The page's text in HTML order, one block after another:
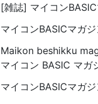
[雑誌] マイコン
マイコンBASICマガジ
Maikon beshikku
マイコン BASIC マガ
マイコンBASICマガ